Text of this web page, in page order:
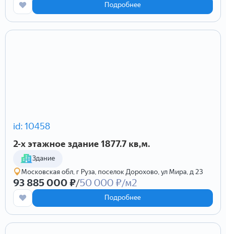
Подробнее
id: 10458
2-х этажное здание 1877.7 кв,м.
Здание
Московская обл, г Руза, поселок Дорохово, ул Мира, д 23
Подробнее
93 885 000 ₽/50 000 ₽/м2